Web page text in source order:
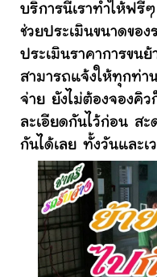
บริการนี้เราทำให้ฟรี
ช่วยประเมินขนาดของ
ประเมินราคาการขนย้
สามารถแจ้งให้ทุกท่า
จ่าย ยังไม่ต้องจองคิว
ละเอียดกันไว้ก่อน ส
กันได้เลย ทั้งวันและเ